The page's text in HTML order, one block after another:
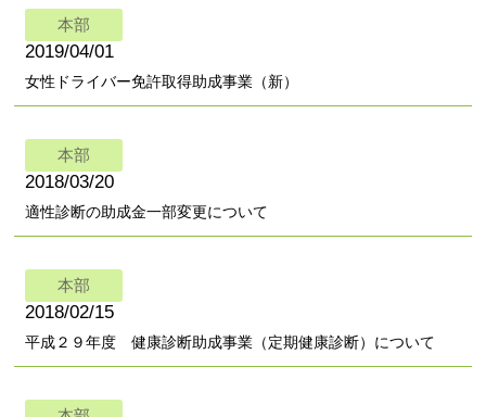
本部
2019/04/01
女性ドライバー免許取得助成事業（新）
本部
2018/03/20
適性診断の助成金一部変更について
本部
2018/02/15
平成２９年度 健康診断助成事業（定期健康診断）について